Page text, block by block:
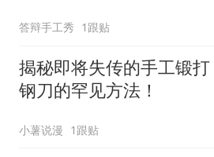
答辩手工秀 1跟贴
揭秘即将失传的手工锻打
钢刀的罕见方法！
小薯说漫 1跟贴